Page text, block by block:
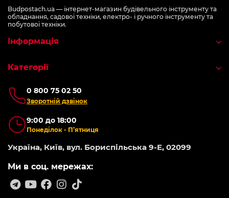
Budpostach.ua — інтернет-магазин будівельного інструменту та
обладнання, садової техніки, електро- і ручного інструменту та
побутової техніки.
0 800 75 02 50
Зворотній дзвінок
9:00 до 18:00
Понеділок - П’ятниця
Україна, Київ, вул. Бориспільська 9-Е, 02099
Ми в соц. мережах:
Інформація
Категорії